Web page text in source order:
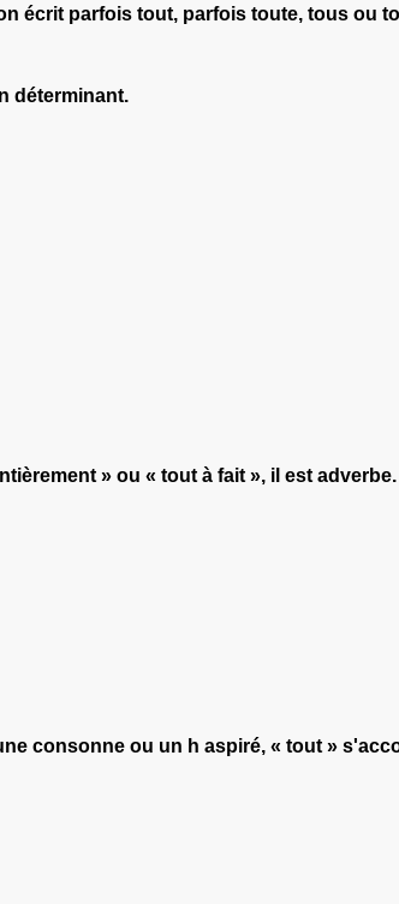
écrit parfois tout, parfois toute, tous ou
déterminant.
» ou « tout à fait », il est adverbe.
consonne ou un h aspiré, « tout »